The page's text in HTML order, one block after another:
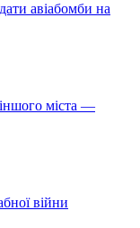
авіабомби на
міста —
війни